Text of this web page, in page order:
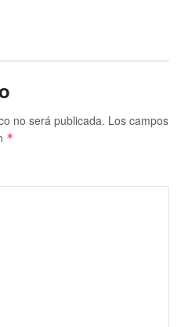
no será publicada. Los campos
*